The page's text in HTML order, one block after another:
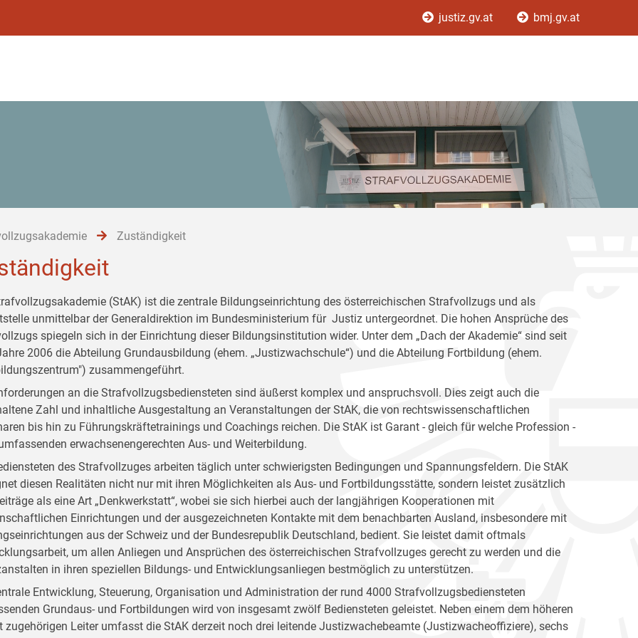
justiz.gv.at bmj.gv.at
Zuständigkeit
(StAK) ist die zentrale Bildungseinrichtung des österreichischen Strafvollzugs und als
unmittelbar der Generaldirektion im Bundesministerium für Justiz untergeordnet. Die hohen Ansprüche des
spiegeln sich in der Einrichtung dieser Bildungsinstitution wider. Unter dem „Dach der Akademie“ sind seit
2006 die Abteilung Grundausbildung (ehem. „Justizwachschule“) und die Abteilung Fortbildung (ehem.
zusammengeführt.
an die Strafvollzugsbediensteten sind äußerst komplex und anspruchsvoll. Dies zeigt auch die
Zahl und inhaltliche Ausgestaltung an Veranstaltungen der StAK, die von rechtswissenschaftlichen
bis hin zu Führungskräftetrainings und Coachings reichen. Die StAK ist Garant - gleich für welche Profession -
erwachsenengerechten Aus- und Weiterbildung.
des Strafvollzuges arbeiten täglich unter schwierigsten Bedingungen und Spannungsfeldern. Die StAK
diesen Realitäten nicht nur mit ihren Möglichkeiten als Aus- und Fortbildungsstätte, sondern leistet zusätzlich
als eine Art „Denkwerkstatt“, wobei sie sich hierbei auch der langjährigen Kooperationen mit
Einrichtungen und der ausgezeichneten Kontakte mit dem benachbarten Ausland, insbesondere mit
aus der Schweiz und der Bundesrepublik Deutschland, bedient. Sie leistet damit oftmals
um allen Anliegen und Ansprüchen des österreichischen Strafvollzuges gerecht zu werden und die
in ihren speziellen Bildungs- und Entwicklungsanliegen bestmöglich zu unterstützen.
Entwicklung, Steuerung, Organisation und Administration der rund 4000 Strafvollzugsbediensteten
Grundaus- und Fortbildungen wird von insgesamt zwölf Bediensteten geleistet. Neben einem dem höheren
zugehörigen Leiter umfasst die StAK derzeit noch drei leitende Justizwachebeamte (Justizwacheoffiziere), sechs